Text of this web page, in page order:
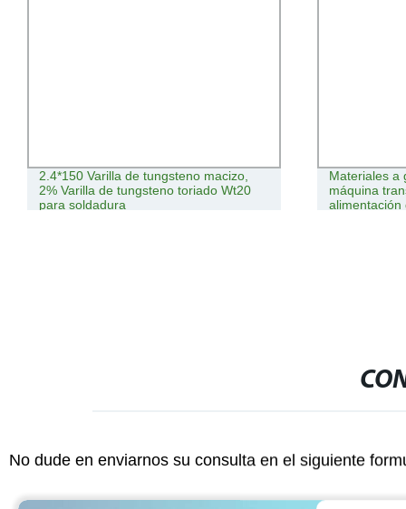
2.4*150 Varilla de tungsteno macizo,
2% Varilla de tungsteno toriado Wt20
para soldadura
Materiales a
máquina
alimentación
No dude en enviarnos su consulta en el siguiente